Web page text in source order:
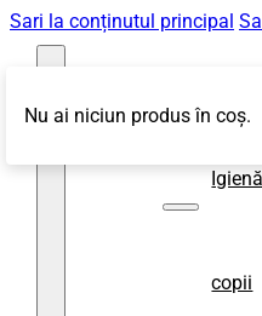
Sari la conținutul principal
copii
Nu ai niciun produs în coș.